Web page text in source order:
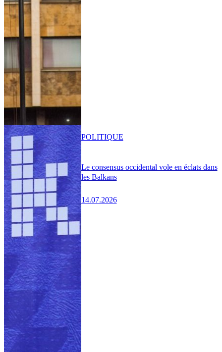
Le consensus occidental vole en éclats dans
les Balkans
14.07.2026
POLITIQUE